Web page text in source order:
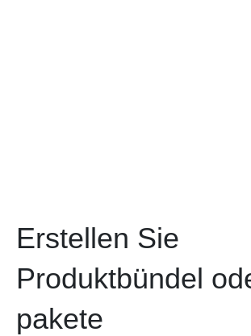
Erstellen Sie
Produktbündel
pakete